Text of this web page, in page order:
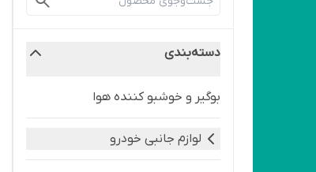
دسته‌بندی
بوگیر و خوشبو کننده هوا
لوازم جانبی خودرو